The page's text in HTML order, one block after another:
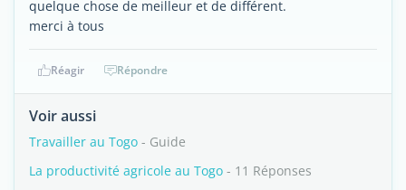
quelque chose de meilleur et de différent.
merci à tous
Réagir Répondre
Voir aussi
Travailler au Togo - Guide
La productivité agricole au Togo - 11 Réponses